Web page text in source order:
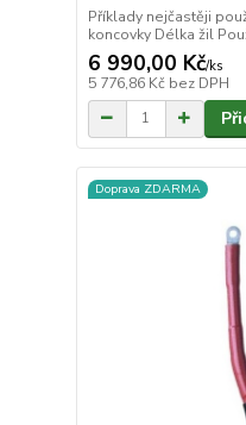
Příklady nejčastěji
koncovky Délka žil
6 990,00 Kč/ks
5 776,86 Kč bez DPH
Doprava ZDARMA